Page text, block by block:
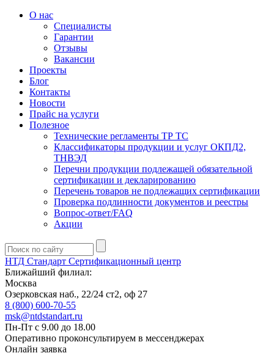
О нас
Специалисты
Гарантии
Отзывы
Вакансии
Проекты
Блог
Контакты
Новости
Прайс на услуги
Полезное
Технические регламенты ТР ТС
Классификаторы продукции и услуг ОКПД2,
ТНВЭД
Перечни продукции подлежащей обязательной
сертификации и декларированию
Перечень товаров не подлежащих сертификации
Проверка подлинности документов и реестры
Вопрос-ответ/FAQ
Акции
НТД Стандарт Сертификационный центр
Ближайший филиал:
Москва
Озерковская наб., 22/24 ст2, оф 27
8 (800) 600-70-55
msk@ntdstandart.ru
Пн-Пт с 9.00 до 18.00
Оперативно проконсультируем в мессенджерах
Онлайн заявка